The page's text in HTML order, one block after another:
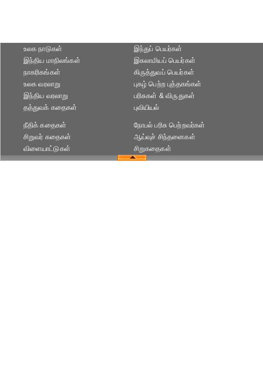
உலக நாடுகள்
இந்திய மாநிலங்கள்
நாகரிகங்கள்
இந்துப் பெயர்கள்
இசுலாமியப் பெயர்கள்
கிருத்துவப் பெயர்கள்
உலக வரலாறு
இந்திய வரலாறு
தத்துவக் கதைகள்
புகழ் பெற்ற புத்தகங்கள்
பரிசுகள் & விருதுகள்
புவியியல்
நீதிக் கதைகள்
சிறுவர் கதைகள்
விளையாட்டுகள்
நோபல் பரிசு‎ பெற்றவர்‎கள்
ஆய்வுச் சிந்தனைகள்
சிறுகதைகள்